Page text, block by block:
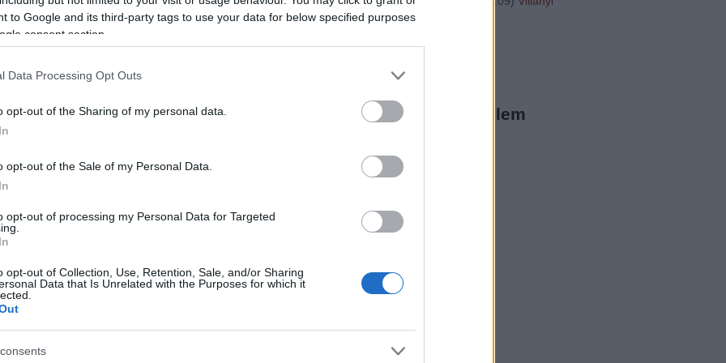
to Google and its third-party tags to use your data for below specified purposes
consent section.
Data Processing Opt Outs
opt-out of the Sharing of my personal data.
opt-out of the Sale of my Personal Data.
opt-out of processing my Personal Data for Targeted
opt-out of Collection, Use, Retention, Sale, and/or Sharing
Data that Is Unrelated with the Purposes for which it
áttörés
Alkoholista Twitter
Nincs megjeleníthető elem
Alkoholista a Facebookon
hogy rögtön eszembe is jutott, mikor a
sajnos, már nem kapható.
tükrös. Egy fokkal még
dolgozik. Illatában a fehérbors (én
némi sauvignonos macska által
szénával. Szellőzés után a gyümölcsök
egyedi, izgalmas.
intenzív, zamatos. Húsos
fajta kirobbanó fűszeres jellegét, a savak
is tökéletes háttérmunkát végeznek.
- mellett/előtt domináló kiváló sós,
íz mennyiben a fajtának és mennyiben
köszönhető. Mindenesetre köszönhető,
minden benne van, ami kortyban
magát, de mondhatjuk úgy is,